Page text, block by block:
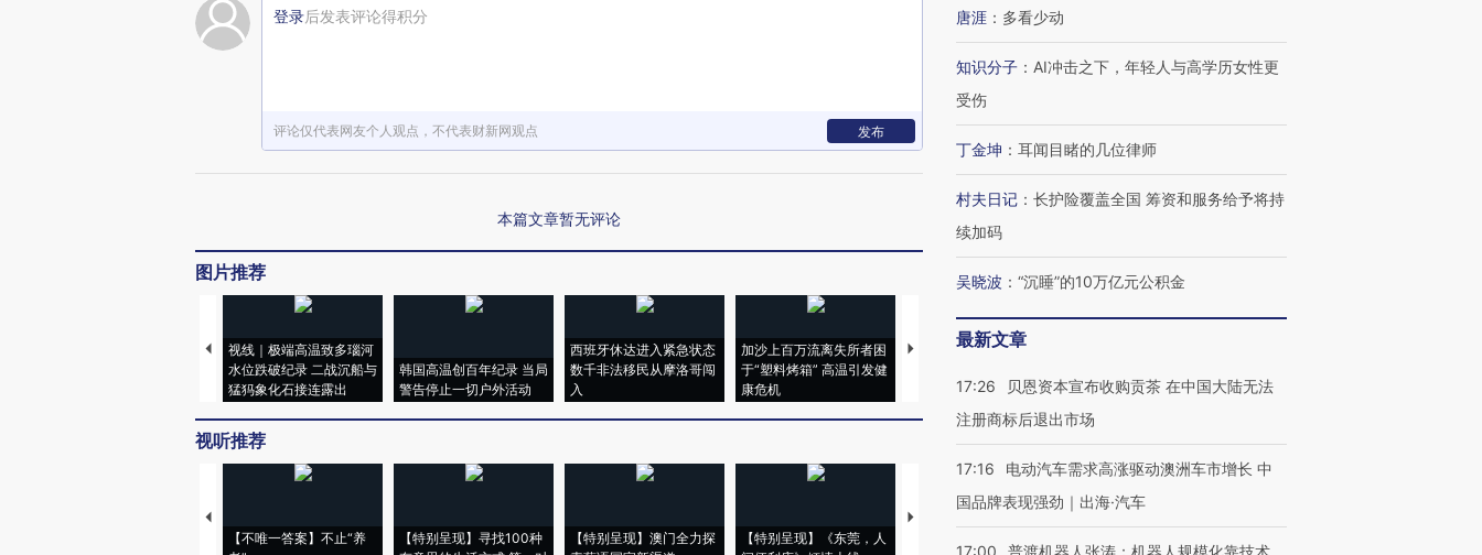
登录后发表评论得积分
评论仅代表网友个人观点，不代表财新网观点 发布
本篇文章暂无评论
图片推荐
视线｜极端高温致多瑙河
水位跌破纪录 二战沉船与
猛犸象化石接连露出
韩国高温创百年纪录 当局
警告停止一切户外活动
西班牙休达进入紧急状态
数千非法移民从摩洛哥闯
入
加沙上百万流离失所者困
于“塑料烤箱” 高温引发健
康危机
视线｜HYROX的吸金
心“花钱找虐”？
毒品
育部长拱下台
视听推荐
【不唯一答案】不止“养
【特别呈现】寻找100种
【特别呈现】澳门全力探
【特别呈现】《东莞，人
【推广】走进第四届链博
唐涯 ： 多看少动
知识分子 ： AI冲击之下，年轻人与高学历女性更
受伤
丁金坤 ： 耳闻目睹的几位律师
村夫日记 ： 长护险覆盖全国 筹资和服务给予将持
续加码
吴晓波 ： “沉睡”的10万亿元公积金
最新文章
17:26
贝恩资本宣布收购贡茶 在中国大陆无法
注册商标后退出市场
17:16
电动汽车需求高涨驱动澳洲车市增长 中
国品牌表现强劲｜出海·汽车
17:00
普渡机器人张涛：机器人规模化靠技术、